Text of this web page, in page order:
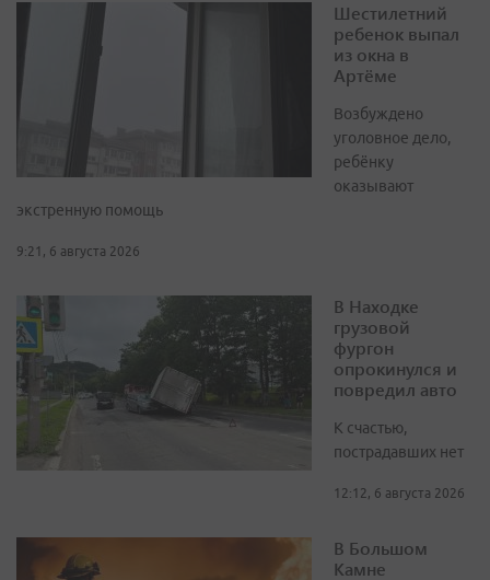
Шестилетний
ребенок выпал
из окна в
Артёме
Возбуждено
уголовное дело,
ребёнку
оказывают
экстренную помощь
9:21, 6 августа 2026
В Находке
грузовой
фургон
опрокинулся и
повредил авто
К счастью,
пострадавших нет
12:12, 6 августа 2026
В Большом
Камне